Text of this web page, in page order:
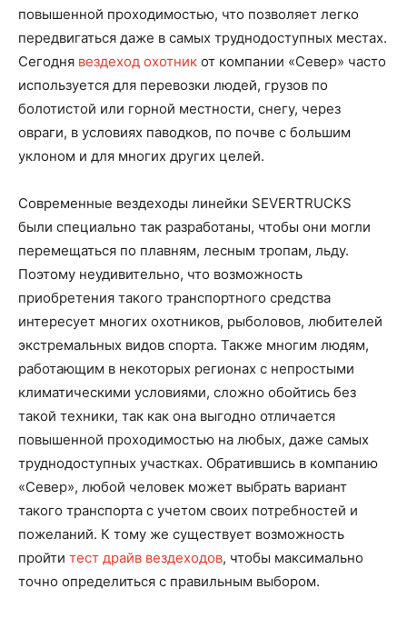
повышенной проходимостью, что позволяет легко
передвигаться даже в самых труднодоступных местах.
Сегодня вездеход охотник от компании «Север» часто
используется для перевозки людей, грузов по
болотистой или горной местности, снегу, через
овраги, в условиях паводков, по почве с большим
уклоном и для многих других целей.
Современные вездеходы линейки SEVERTRUCKS
были специально так разработаны, чтобы они могли
перемещаться по плавням, лесным тропам, льду.
Поэтому неудивительно, что возможность
приобретения такого транспортного средства
интересует многих охотников, рыболовов, любителей
экстремальных видов спорта. Также многим людям,
работающим в некоторых регионах с непростыми
климатическими условиями, сложно обойтись без
такой техники, так как она выгодно отличается
повышенной проходимостью на любых, даже самых
труднодоступных участках. Обратившись в компанию
«Север», любой человек может выбрать вариант
такого транспорта с учетом своих потребностей и
пожеланий. К тому же существует возможность
пройти тест драйв вездеходов, чтобы максимально
точно определиться с правильным выбором.